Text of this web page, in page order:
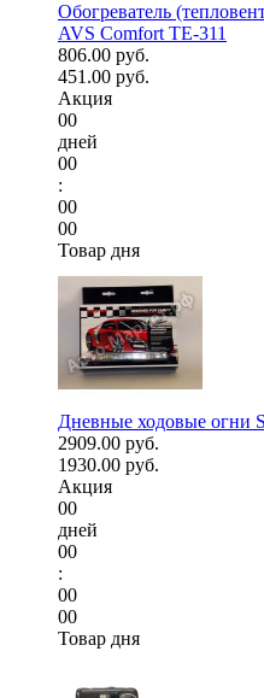
Обогреватель
AVS Comfort TE-311
806.00 руб.
451.00 руб.
Акция
00
дней
00
:
00
00
Товар дня
Дневные ходовые огни
2909.00 руб.
1930.00 руб.
Акция
00
дней
00
:
00
00
Товар дня